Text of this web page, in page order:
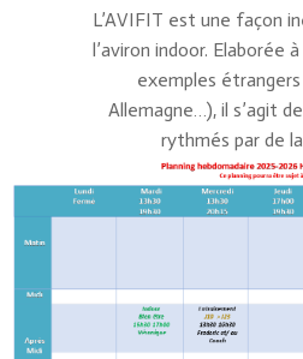
L’AVIFIT est une façon
l’aviron indoor. Elaborée
exemples
Allemagne…), il s’agit
rythmés par de